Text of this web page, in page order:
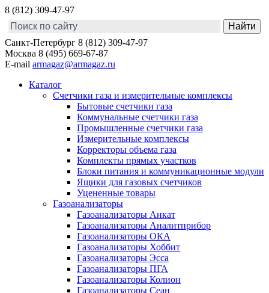
8 (812) 309-47-97
Санкт-Петербург 8 (812) 309-47-97
Москва 8 (495) 669-67-87
E-mail armagaz@armagaz.ru
Каталог
Счетчики газа и измерительные комплексы
Бытовые счетчики газа
Коммунальные счетчики газа
Промышленные счетчики газа
Измерительные комплексы
Корректоры объема газа
Комплекты прямых участков
Блоки питания и коммуникационные модули
Ящики для газовых счетчиков
Уцененные товары
Газоанализаторы
Газоанализаторы Анкат
Газоанализаторы Аналитприбор
Газоанализаторы ОКА
Газоанализаторы Хоббит
Газоанализаторы Эсса
Газоанализаторы ПГА
Газоанализаторы Колион
Газоанализаторы Сеан